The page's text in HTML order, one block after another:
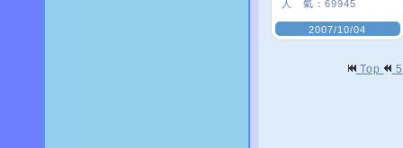
人 氣： 69945
2007/10/04
Top 5